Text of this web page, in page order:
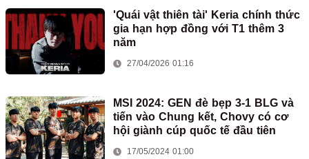
'Quái vật thiên tài' Keria chính thức
gia hạn hợp đồng với T1 thêm 3
năm
27/04/2026 01:16
MSI 2024: GEN đè bẹp 3-1 BLG và
tiến vào Chung kết, Chovy có cơ
hội giành cúp quốc tế đầu tiên
17/05/2024 01:00